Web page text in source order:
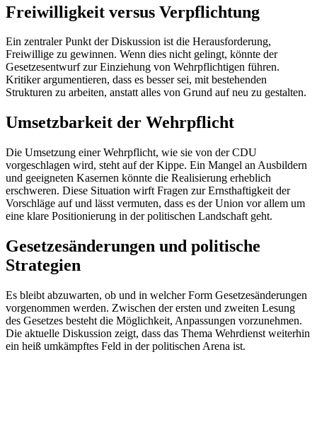
Freiwilligkeit versus Verpflichtung
Ein zentraler Punkt der Diskussion ist die Herausforderung,
Freiwillige zu gewinnen. Wenn dies nicht gelingt, könnte der
Gesetzesentwurf zur Einziehung von Wehrpflichtigen führen.
Kritiker argumentieren, dass es besser sei, mit bestehenden
Strukturen zu arbeiten, anstatt alles von Grund auf neu zu gestalten.
Umsetzbarkeit der Wehrpflicht
Die Umsetzung einer Wehrpflicht, wie sie von der CDU
vorgeschlagen wird, steht auf der Kippe. Ein Mangel an Ausbildern
und geeigneten Kasernen könnte die Realisierung erheblich
erschweren. Diese Situation wirft Fragen zur Ernsthaftigkeit der
Vorschläge auf und lässt vermuten, dass es der Union vor allem um
eine klare Positionierung in der politischen Landschaft geht.
Gesetzesänderungen und politische
Strategien
Es bleibt abzuwarten, ob und in welcher Form Gesetzesänderungen
vorgenommen werden. Zwischen der ersten und zweiten Lesung
des Gesetzes besteht die Möglichkeit, Anpassungen vorzunehmen.
Die aktuelle Diskussion zeigt, dass das Thema Wehrdienst weiterhin
ein heiß umkämpftes Feld in der politischen Arena ist.